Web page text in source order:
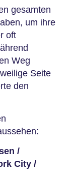
gesamten
um ihre
oft
Weg
Seite
den
/
City /